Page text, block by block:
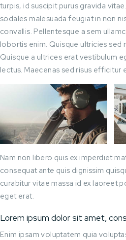
turpis, id suscipit purus gravida
sodales malesuada feugiat in non
convallis. Pellentesque a sem
lobortis enim. Quisque ultricies sed
Quisque a ultrices erat vestibulum
lectus. Maecenas sed risus efficitur
Nam non libero quis ex imperdiet
consequat ante quis dignissim
curabitur vitae massa id ex laoreet
eget erat.
Lorem ipsum dolor sit amet,
Enim ipsam voluptatem quia